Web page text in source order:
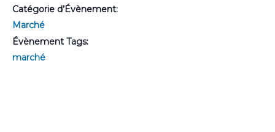
Catégorie d’Évènement:
Marché
Évènement Tags:
marché